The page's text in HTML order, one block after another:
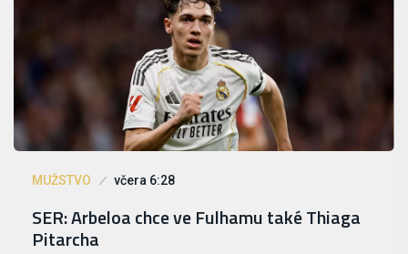
MUŽSTVO včera 6:28
SER: Arbeloa chce ve Fulhamu také Thiaga
Pitarcha